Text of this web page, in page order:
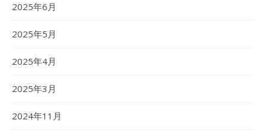
2025年6月
2025年5月
2025年4月
2025年3月
2024年11月